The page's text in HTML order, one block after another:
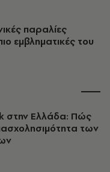
παραλίες
εμβληματικές του
στην Ελλάδα: Πώς
των